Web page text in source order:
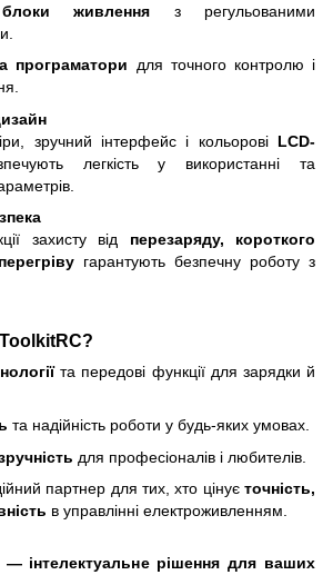
живлення з регульованими
програматори для точного контролю і
зручний інтерфейс і кольорові LCD-
легкість у використанні та
захисту від перезаряду, короткого
гарантують безпечну роботу з
ToolkitRC?
та передові функції для зарядки й
та надійність роботи у будь-яких умовах.
для професіоналів і любителів.
партнер для тих, хто цінує точність,
в управлінні електроживленням.
— інтелектуальне рішення для ваших